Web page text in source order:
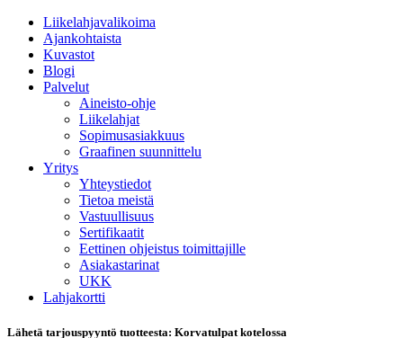
Liikelahjavalikoima
Ajankohtaista
Kuvastot
Blogi
Palvelut
Aineisto-ohje
Liikelahjat
Sopimusasiakkuus
Graafinen suunnittelu
Yritys
Yhteystiedot
Tietoa meistä
Vastuullisuus
Sertifikaatit
Eettinen ohjeistus toimittajille
Asiakastarinat
UKK
Lahjakortti
Lähetä tarjouspyyntö tuotteesta: Korvatulpat kotelossa